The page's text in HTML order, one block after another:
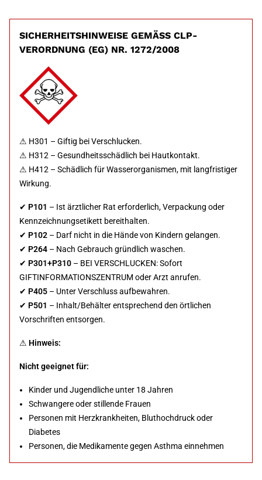
SICHERHEITSHINWEISE GEMÄSS CLP-V
ERORDNUNG (EG) NR. 1272/2008
⚠ H301 – Giftig bei Verschlucken.
⚠ H312 – Gesundheitsschädlich bei Hautkontakt.
⚠ H412 – Schädlich für Wasserorganismen, mit langfristiger
Wirkung.
✔ P101 – Ist ärztlicher Rat erforderlich, Verpackung oder
Kennzeichnungsetikett bereithalten.
✔ P102 – Darf nicht in die Hände von Kindern gelangen.
✔ P264 – Nach Gebrauch gründlich waschen.
✔ P301+P310 – BEI VERSCHLUCKEN: Sofort
GIFTINFORMATIONSZENTRUM oder Arzt anrufen.
✔ P405 – Unter Verschluss aufbewahren.
✔ P501 – Inhalt/Behälter entsprechend den örtlichen
Vorschriften entsorgen.
⚠ Hinweis:
Nicht geeignet für:
Kinder und Jugendliche unter 18 Jahren
Schwangere oder stillende Frauen
Personen mit Herzkrankheiten, Bluthochdruck oder
Diabetes
Personen, die Medikamente gegen Asthma einnehmen